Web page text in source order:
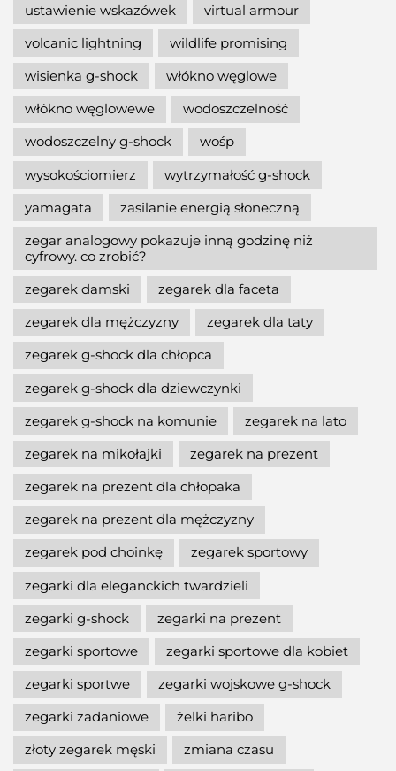
ustawienie wskazówek
virtual armour
volcanic lightning
wildlife promising
wisienka g-shock
włókno węglowe
włókno węglowewe
wodoszczelność
wodoszczelny g-shock
wośp
wysokościomierz
wytrzymałość g-shock
yamagata
zasilanie energią słoneczną
zegar analogowy pokazuje inną godzinę niż
cyfrowy. co zrobić?
zegarek damski
zegarek dla faceta
zegarek dla mężczyzny
zegarek dla taty
zegarek g-shock dla chłopca
zegarek g-shock dla dziewczynki
zegarek g-shock na komunie
zegarek na lato
zegarek na mikołajki
zegarek na prezent
zegarek na prezent dla chłopaka
zegarek na prezent dla mężczyzny
zegarek pod choinkę
zegarek sportowy
zegarki dla eleganckich twardzieli
zegarki g-shock
zegarki na prezent
zegarki sportowe
zegarki sportowe dla kobiet
zegarki sportwe
zegarki wojskowe g-shock
zegarki zadaniowe
żelki haribo
złoty zegarek męski
zmiana czasu